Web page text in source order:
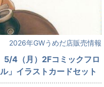
2026年GWうめだ店販売情報
5/4（月）2Fコミックフロ
イラストカードセット